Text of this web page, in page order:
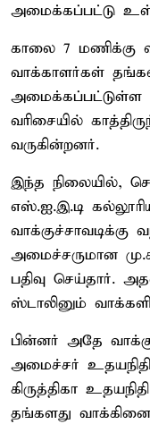
அமைக்கப்பட்டு
காலை 7 மணிக்கு
வாக்காளர்கள்
அமைக்கப்பட்டுள்ள
வரிசையில்
வருகின்றனர்.
இந்த நிலையில்,
எஸ்.ஐ.இ.டி
அமைச்சருமான
பதிவு செய்தார்.
ஸ்டாலினும்
பின்னர் அதே
அமைச்சர்
கிருத்திகா
தங்களது